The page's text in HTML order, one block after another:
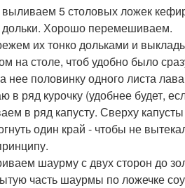
5 столовых ложек
Хорошо перемешиваем.
их тонко дольками и
на столе, чтоб удобно было
нее половинку одного листа
ряд курочку (удобнее будет,
в ряд капусту. Сверху
один край - чтобы не
шаурму с двух сторон до
часть шаурмы по ложечке